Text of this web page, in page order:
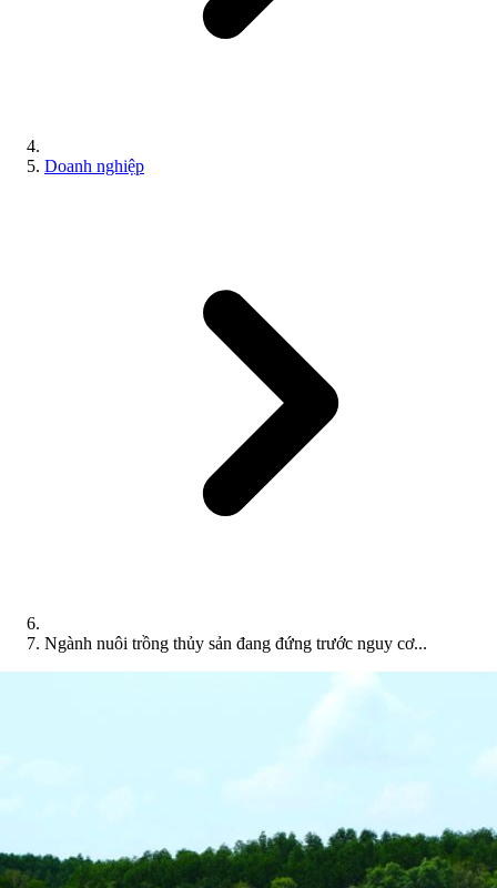
Doanh nghiệp
Ngành nuôi trồng thủy sản đang đứng trước nguy cơ...